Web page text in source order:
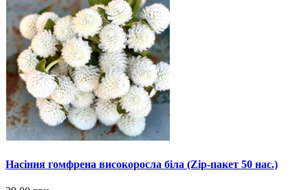
Насіння гомфрена високоросла біла (Zip-пакет 50 нас.)